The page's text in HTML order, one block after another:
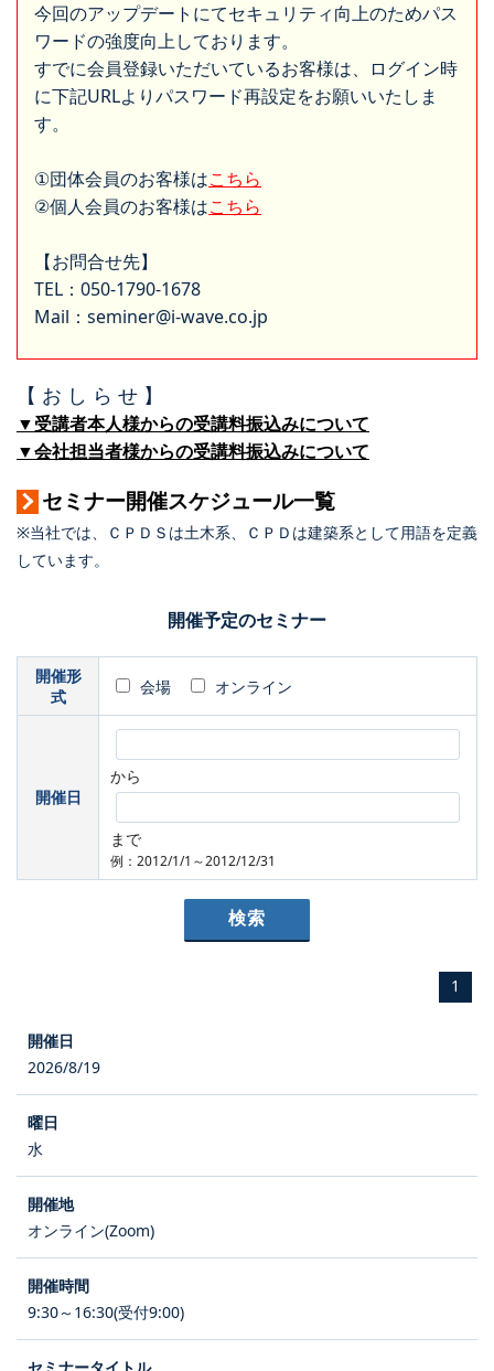
今回のアップデートにてセキュリティ向上のためパス
ワードの強度向上しております。
すでに会員登録いただいているお客様は、ログイン時
に下記URLよりパスワード再設定をお願いいたしま
す。
①団体会員のお客様はこちら
②個人会員のお客様はこちら
【お問合せ先】
TEL：050-1790-1678
Mail：seminer@i-wave.co.jp
【 お し ら せ 】
▼受講者本人様からの受講料振込みについて
▼会社担当者様からの受講料振込みについて
セミナー開催スケジュール一覧
※当社では、ＣＰＤＳは土木系、ＣＰＤは建築系として用語を定義
しています。
開催予定のセミナー
開催形
式
会場 オンライン
開催日
から
まで
例：2012/1/1～2012/12/31
1
2026/8/19
水
オンライン(Zoom)
9:30～16:30(受付9:00)